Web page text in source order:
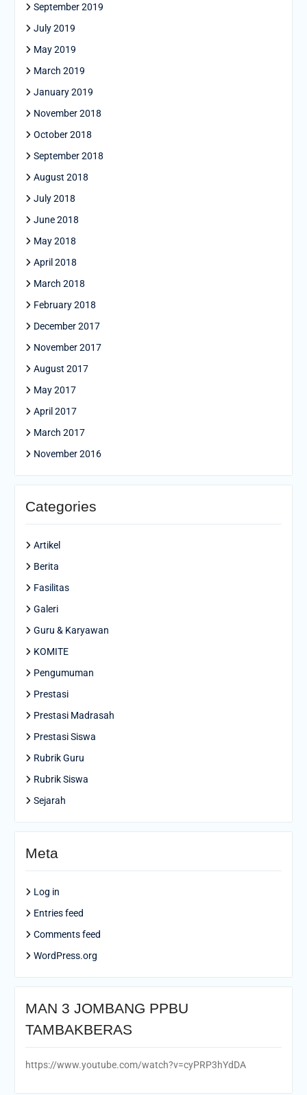
September 2019
July 2019
May 2019
March 2019
January 2019
November 2018
October 2018
September 2018
August 2018
July 2018
June 2018
May 2018
April 2018
March 2018
February 2018
December 2017
November 2017
August 2017
May 2017
April 2017
March 2017
November 2016
Categories
Artikel
Berita
Fasilitas
Galeri
Guru & Karyawan
KOMITE
Pengumuman
Prestasi
Prestasi Madrasah
Prestasi Siswa
Rubrik Guru
Rubrik Siswa
Sejarah
Meta
Log in
Entries feed
Comments feed
WordPress.org
MAN 3 JOMBANG PPBU
TAMBAKBERAS
https://www.youtube.com/watch?v=cyPRP3hYdDA